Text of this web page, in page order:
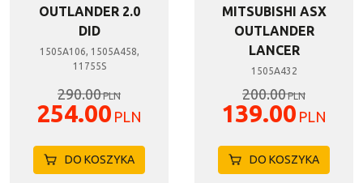
OUTLANDER 2.0
DID
1505A106, 1505A458,
11755S
290.00PLN
254.00 PLN
DO KOSZYKA
MITSUBISHI ASX
OUTLANDER
LANCER
1505A432
200.00PLN
139.00 PLN
DO KOSZYKA